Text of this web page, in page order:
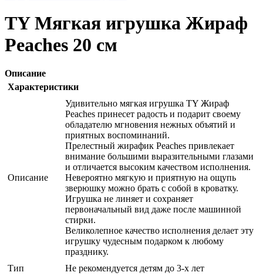
TY Мягкая игрушка Жираф
Peaches 20 см
Описание
Характеристики
Описание
Удивительно мягкая игрушка TY Жираф
Peaches принесет радость и подарит своему
обладателю мгновения нежных объятий и
приятных воспоминаний.
Прелестный жирафик Peaches привлекает
внимание большими выразительными глазами
и отличается высоким качеством исполнения.
Невероятно мягкую и приятную на ощупь
зверюшку можно брать с собой в кроватку.
Игрушка не линяет и сохраняет
первоначальный вид даже после машинной
стирки.
Великолепное качество исполнения делает эту
игрушку чудесным подарком к любому
празднику.
Тип
Не рекомендуется детям до 3-х лет